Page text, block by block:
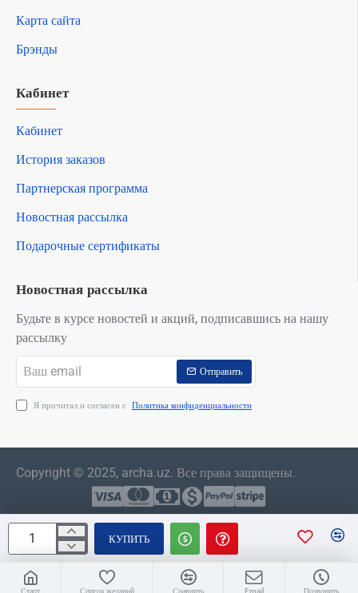
Старт Список желаний Сравнить Email Позвонить
КУПИТЬ
Карта сайта
Брэнды
Кабинет
Кабинет
История заказов
Партнерская программа
Новостная рассылка
Подарочные сертификаты
Новостная рассылка
Будьте в курсе новостей и акций, подписавшись на нашу
рассылку
email
Отправить
Я прочитал и согласен с Политика конфиденциальности
Copyright © 2025, archa.uz. Все права защищены.